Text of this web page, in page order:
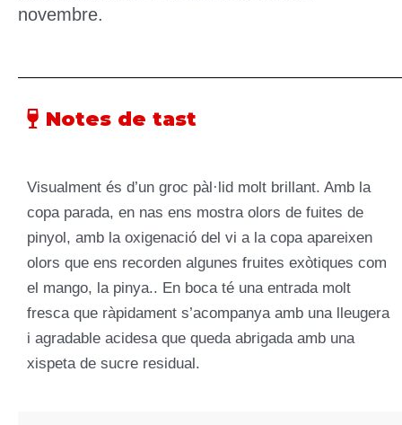
novembre.
Notes de tast
Visualment és d’un groc pàl·lid molt brillant. Amb la
copa parada, en nas ens mostra olors de fuites de
pinyol, amb la oxigenació del vi a la copa apareixen
olors que ens recorden algunes fruites exòtiques com
el mango, la pinya.. En boca té una entrada molt
fresca que ràpidament s’acompanya amb una lleugera
i agradable acidesa que queda abrigada amb una
xispeta de sucre residual.